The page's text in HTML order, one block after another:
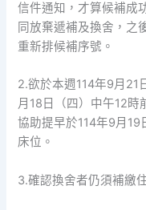
信件通知，才算候補成
同放棄遞補及換舍，之
重新排候補序號。
2.欲於本週114年9月21
月18日（四）中午12時
協助提早於114年9月
床位。
3.確認換舍者仍須補繳